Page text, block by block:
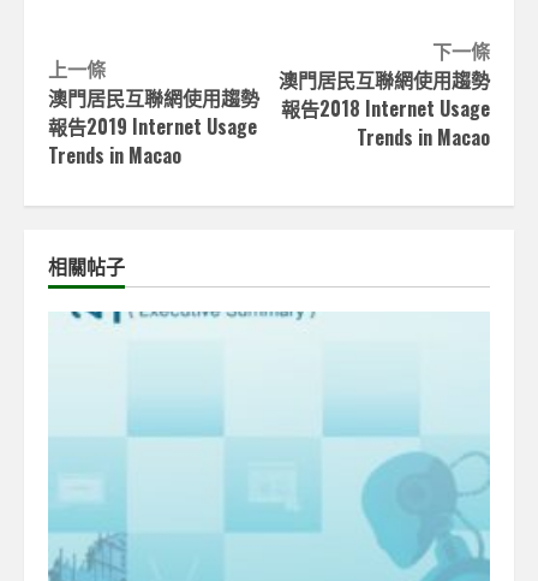
Continue
Reading
下一條
澳門居民互聯網使用趨勢
報告2018 Internet Usage
Trends in Macao
上一條
澳門居民互聯網使用趨勢
報告2019 Internet Usage
Trends in Macao
相關帖子